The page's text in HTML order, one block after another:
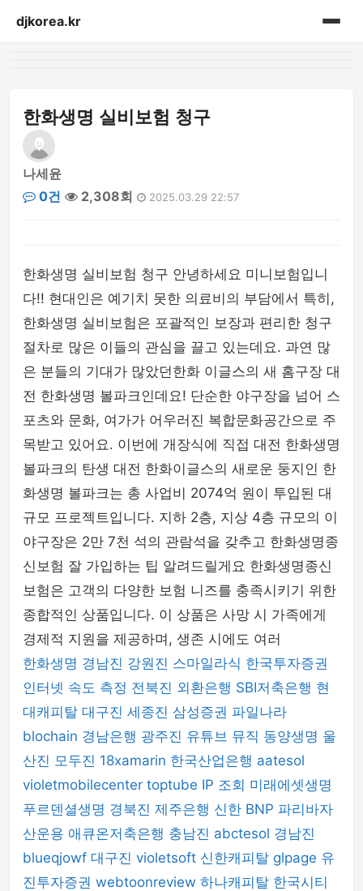
djkorea.kr
한화생명 실비보험 청구
나세윤
0건
2,308회 2025.03.29 22:57
한화생명 실비보험 청구 안녕하세요 미니보험입니
다!! 현대인은 예기치 못한 의료비의 부담에서 특히,
한화생명 실비보험은 포괄적인 보장과 편리한 청구
절차로 많은 이들의 관심을 끌고 있는데요. 과연 많
은 분들의 기대가 많았던한화 이글스의 새 홈구장 대
전 한화생명 볼파크인데요! 단순한 야구장을 넘어 스
포츠와 문화, 여가가 어우러진 복합문화공간으로 주
목받고 있어요. 이번에 개장식에 직접 대전 한화생명
볼파크의 탄생 대전 한화이글스의 새로운 둥지인 한
화생명 볼파크는 총 사업비 2074억 원이 투입된 대
규모 프로젝트입니다. 지하 2층, 지상 4층 규모의 이
야구장은 2만 7천 석의 관람석을 갖추고 한화생명종
신보험 잘 가입하는 팁 알려드릴게요 한화생명종신
보험은 고객의 다양한 보험 니즈를 충족시키기 위한
종합적인 상품입니다. 이 상품은 사망 시 가족에게
경제적 지원을 제공하며, 생존 시에도 여러
한화생명 경남진 강원진 스마일라식 한국투자증권
인터넷 속도 측정 전북진 외환은행 SBI저축은행 현
대캐피탈 대구진 세종진 삼성증권 파일나라
blochain 경남은행 광주진 유튜브 뮤직 동양생명 울
산진 모두진 18xamarin 한국산업은행 aatesol
violetmobilecenter toptube IP 조회 미래에셋생명
푸르덴셜생명 경북진 제주은행 신한 BNP 파리바자
산운용 애큐온저축은행 충남진 abctesol 경남진
blueqjowf 대구진 violetsoft 신한캐피탈 glpage 유
진투자증권 webtoonreview 하나캐피탈 한국시티